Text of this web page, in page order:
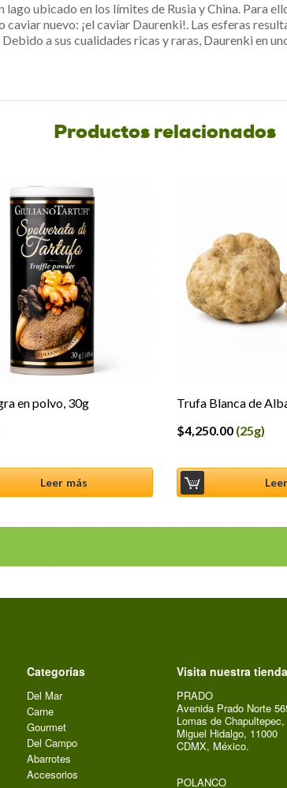
lago ubicado en los límites de Rusia y China. Para
nuevo: ¡el caviar Daurenki!. Las esferas
Debido a sus cualidades ricas y raras, Daurenki en
Productos relacionados
en polvo, 30g
Leer más
Trufa Blanca de
$4,250.00 (25g)
Categorías
Del Mar
Carne
Gourmet
Del Campo
Abarrotes
Accesorios
Visita nuestra tienda
PRADO
Avenida Prado Norte
Lomas de Chapultepec,
Miguel Hidalgo, 11000
CDMX, México.
POLANCO